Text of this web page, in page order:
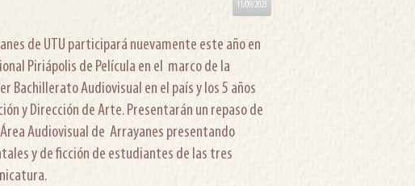
11/09/2023
de UTU participará nuevamente este año en
Piriápolis de Película en el marco de la
Bachillerato Audiovisual en el país y los 5 años
y Dirección de Arte. Presentarán un repaso de
Audiovisual de Arrayanes presentando
y de ficción de estudiantes de las tres